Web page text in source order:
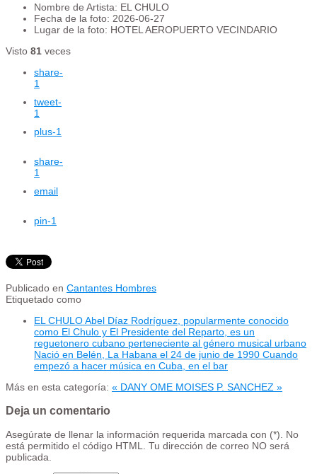
Nombre de Artista: EL CHULO
Fecha de la foto: 2026-06-27
Lugar de la foto: HOTEL AEROPUERTO VECINDARIO
Visto 81 veces
share-
1
tweet-
1
plus-1
share-
1
email
pin-1
Publicado en Cantantes Hombres
Etiquetado como
EL CHULO Abel Díaz Rodríguez, popularmente conocido
como El Chulo y El Presidente del Reparto, es un
reguetonero cubano perteneciente al género musical urbano
Nació en Belén, La Habana el 24 de junio de 1990 Cuando
empezó a hacer música en Cuba, en el bar
Más en esta categoría: « DANY OME MOISES P. SANCHEZ »
Deja un comentario
Asegúrate de llenar la información requerida marcada con (*). No
está permitido el código HTML. Tu dirección de correo NO será
publicada.